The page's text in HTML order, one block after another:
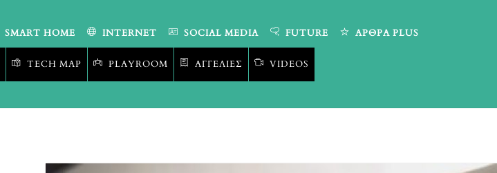
SMART HOME INTERNET SOCIAL MEDIA FUTURE ΆΡΘΡΑ PLUS
TECH MAP PLAYROOM ΑΓΓΕΛΊΕΣ VIDEOS